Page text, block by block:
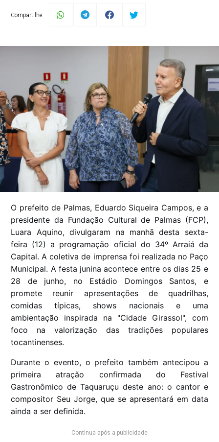
Compartilhe:
O prefeito de Palmas, Eduardo Siqueira Campos, e a
presidente da Fundação Cultural de Palmas (FCP),
Luara Aquino, divulgaram na manhã desta sexta-
feira (12) a programação oficial do 34º Arraiá da
Capital. A coletiva de imprensa foi realizada no Paço
Municipal. A festa junina acontece entre os dias 25 e
28 de junho, no Estádio Domingos Santos, e
promete reunir apresentações de quadrilhas,
comidas típicas, shows nacionais e uma
ambientação inspirada na "Cidade Girassol", com
foco na valorização das tradições populares
tocantinenses.
Durante o evento, o prefeito também antecipou a
primeira atração confirmada do Festival
Gastronômico de Taquaruçu deste ano: o cantor e
compositor Seu Jorge, que se apresentará em data
ainda a ser definida.
Continua após a publicidade